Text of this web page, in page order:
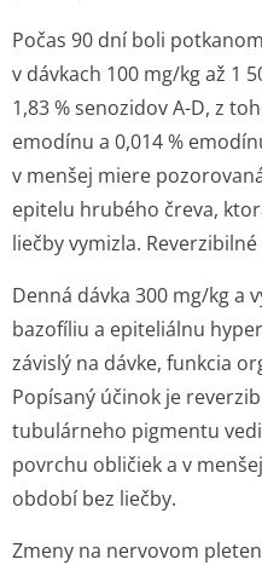
Počas 90 dní boli
v dávkach 100 mg/kg až 1
1,83 % senozidov A-D, z
emodínu a 0,014 %
v menšej miere
epitelu hrubého čreva,
liečby vymizla.
Denná dávka 300 mg/kg a
bazofíliu a epiteliálnu
závislý na dávke, funkcia
Popísaný účinok je
tubulárneho pigmentu
povrchu obličiek a v
období bez liečby.
Zmeny na nervovom